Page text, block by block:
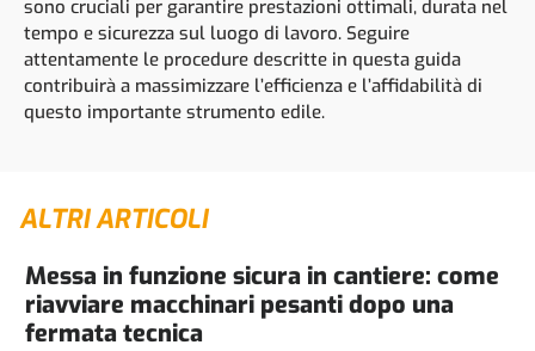
sono cruciali per garantire prestazioni ottimali, durata nel
tempo e sicurezza sul luogo di lavoro. Seguire
attentamente le procedure descritte in questa guida
contribuirà a massimizzare l’efficienza e l’affidabilità di
questo importante strumento edile.
ALTRI ARTICOLI
Messa in funzione sicura in cantiere: come
riavviare macchinari pesanti dopo una
fermata tecnica